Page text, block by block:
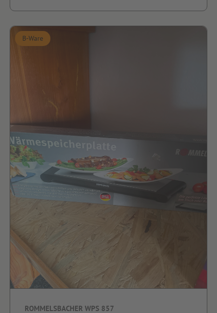
B-Ware
ROMMELSBACHER WPS 857